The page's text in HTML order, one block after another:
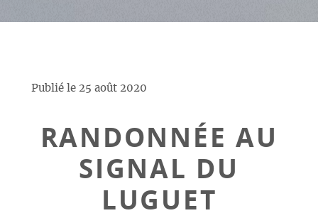
Publié le 25 août 2020
RANDONNÉE AU
SIGNAL DU
LUGUET